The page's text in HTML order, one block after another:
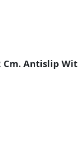
Cm. Antislip Wit